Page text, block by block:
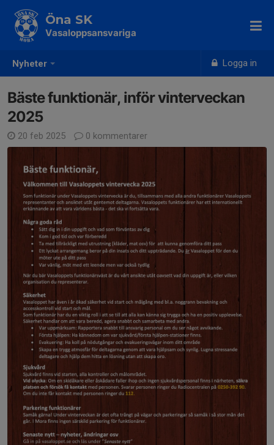
Nyheter Logga in
Öna SK
Vasaloppsansvariga
Bäste funktionär, inför vinterveckan
2025
20 feb 2025 0 kommentarer